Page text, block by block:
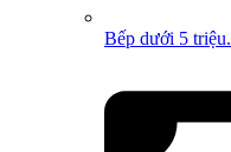
Bếp dưới 5 triệu.